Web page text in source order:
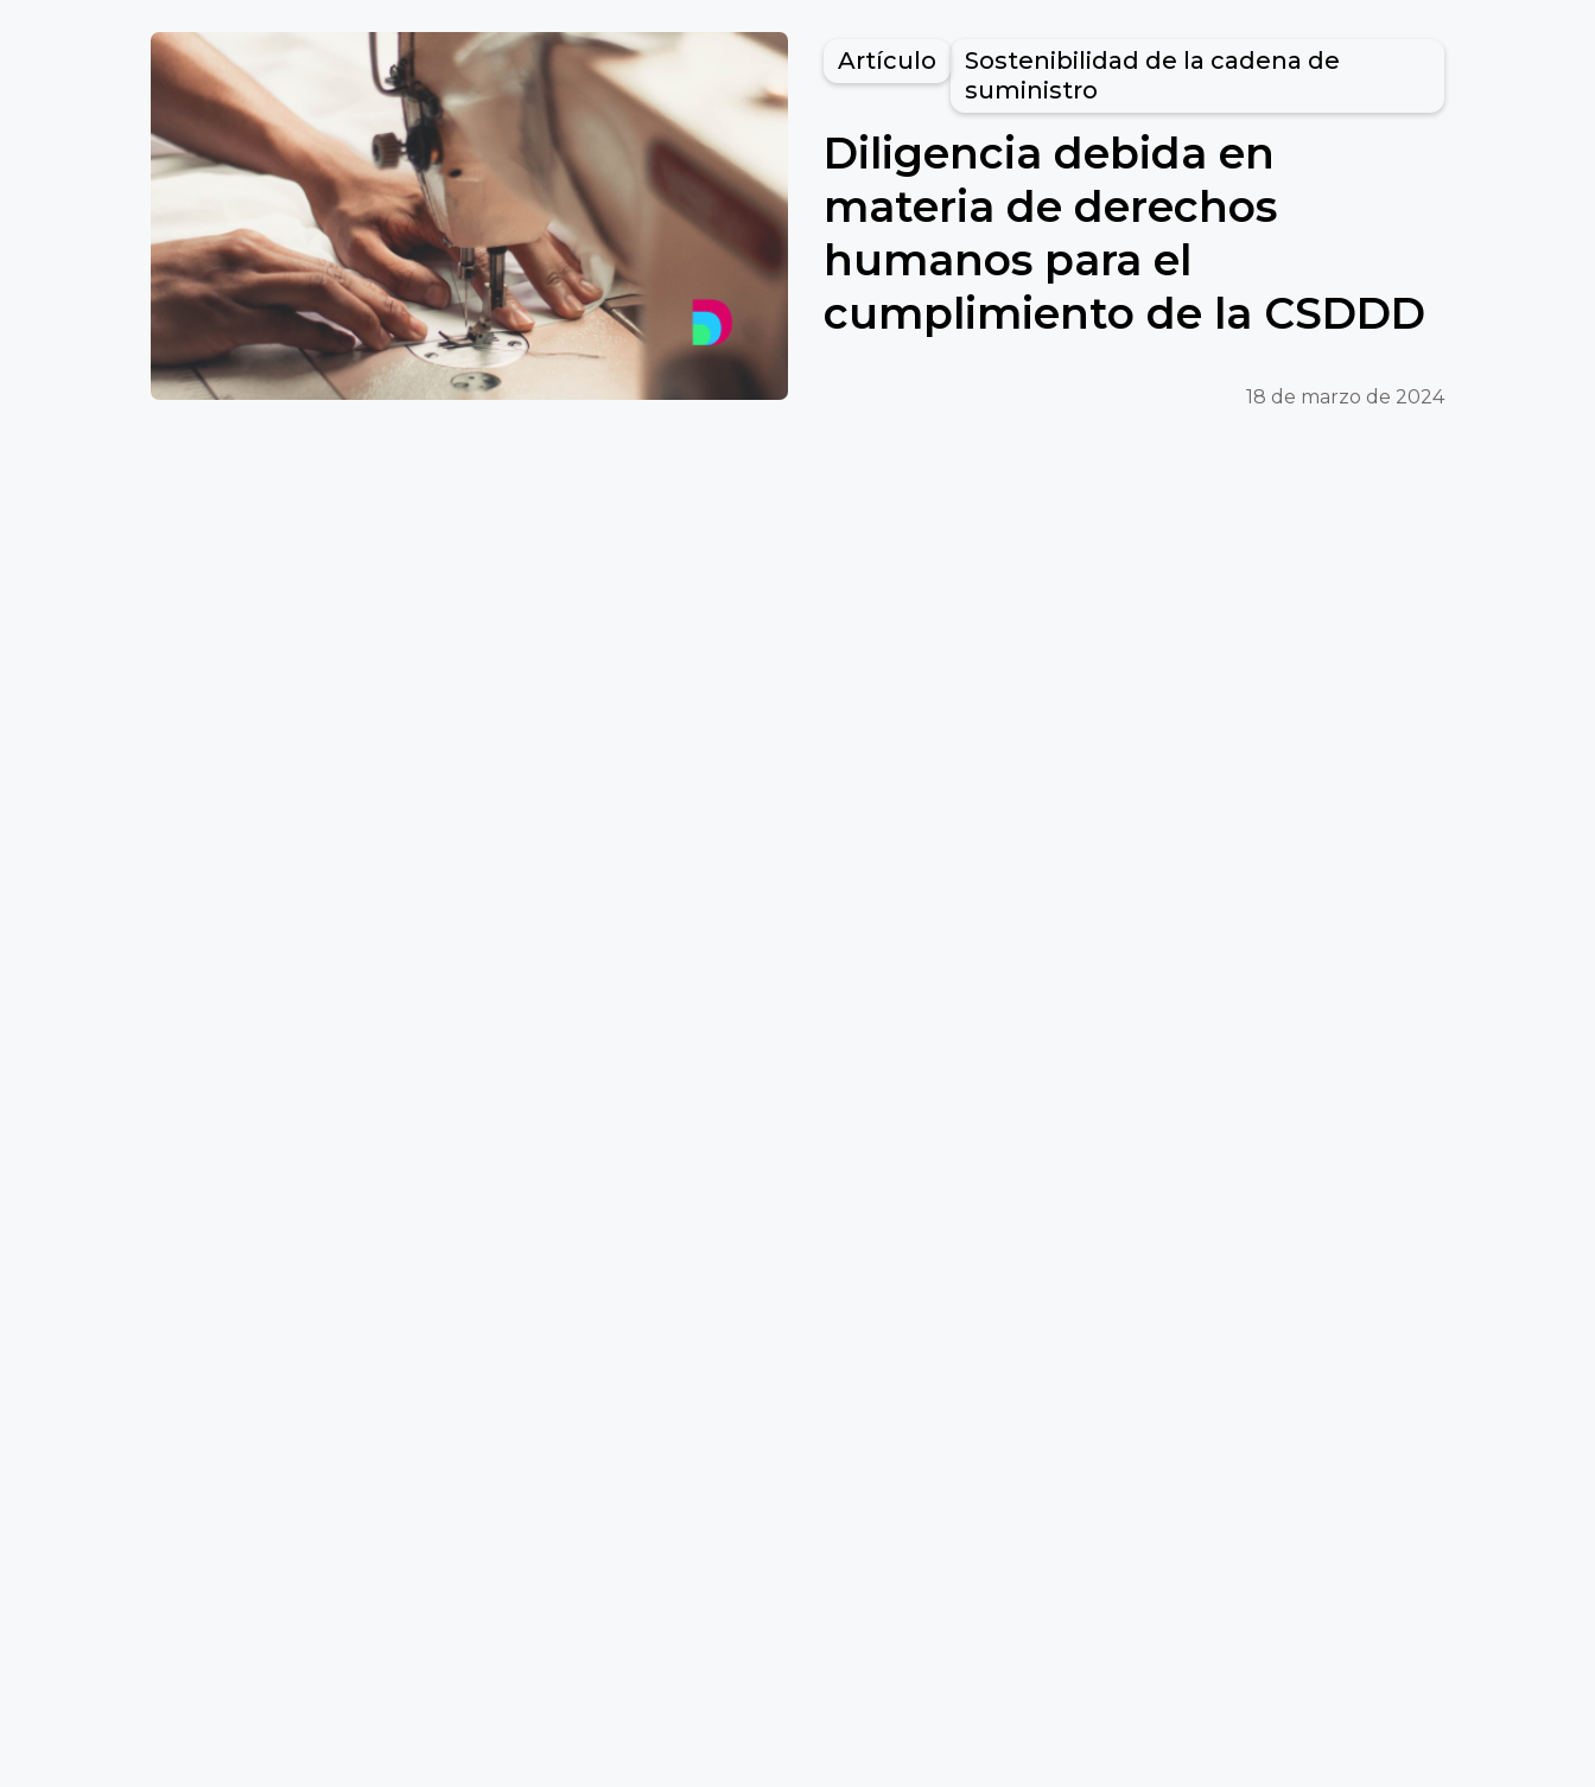
Artículo
Sostenibilidad de la cadena de
suministro
Diligencia debida en
materia de derechos
humanos para el
cumplimiento de la CSDDD
18 de marzo de 2024